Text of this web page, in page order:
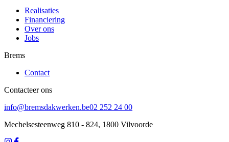
Realisaties
Financiering
Over ons
Jobs
Brems
Contact
Contacteer ons
info@bremsdakwerken.be02 252 24 00
Mechelsesteenweg 810 - 824, 1800 Vilvoorde